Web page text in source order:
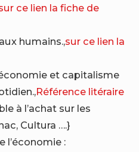
ce lien la fiche de
humains.,sur ce lien la
et capitalisme
Référence litéraire
à l’achat sur les
Cultura ….}
l’économie :